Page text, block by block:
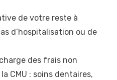
de votre reste à
d’hospitalisation ou de
des frais non
CMU : soins dentaires,